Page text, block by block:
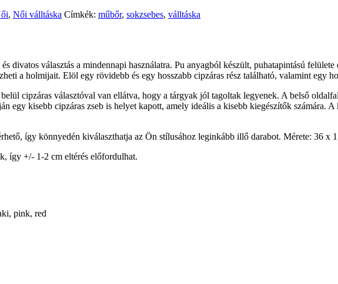
, Női válltáska Címkék: műbőr, sokzsebes, válltáska
divatos választás a mindennapi használatra. Pu anyagból készült, puhatapintású
a holmijait. Elöl egy rövidebb és egy hosszabb cipzáras rész található, valamint egy
cipzáras választóval van ellátva, hogy a tárgyak jól tagoltak legyenek. A belső
egy kisebb cipzáras zseb is helyet kapott, amely ideális a kisebb kiegészítők számára.
így könnyedén kiválaszthatja az Ön stílusához leginkább illő darabot. Mérete: 36 x
így +/- 1-2 cm eltérés előfordulhat.
pink, red